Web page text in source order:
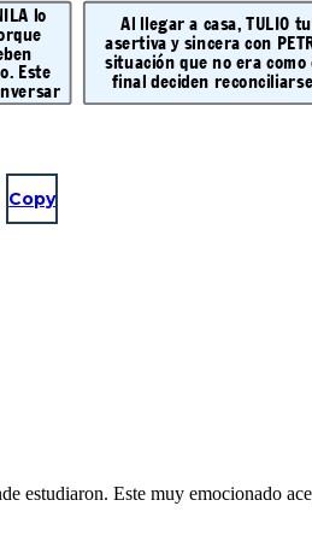
lo
Este
Al llegar a casa, TULIO
asertiva y sincera con
situación que no era como
final deciden
Copy
estudiaron. Este muy emocionado